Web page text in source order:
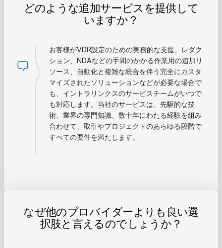
どのような追加サービスを提供して
いますか？
お客様がVDR設定のための実務的な支援、レダク
ション、NDAなどの手間のかかる作業用の追加リ
ソース、自動化と複雑な統合を伴う完全にカスタ
マイズされたソリューションなどが必要な場合で
も、イントラリンクスのサービスチームがいつで
も対応します。当社のサービスは、先駆的な技
術、業界の専門知識、数十年にわたる経験を組み
合わせて、取引やプロジェクトのあらゆる段階で
すべての要件を満たします。
なぜ他のプロバイダーよりも良い選
択肢と言えるのでしょうか？